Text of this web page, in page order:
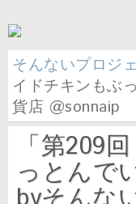
そんないプロジ
イドチキンもぶ
貨店 @sonnaip
「第209
っとんで